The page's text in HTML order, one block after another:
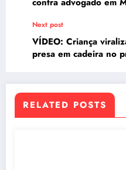
Next post
VÍDEO: Criança
presa em cadeira no
RELATED POSTS